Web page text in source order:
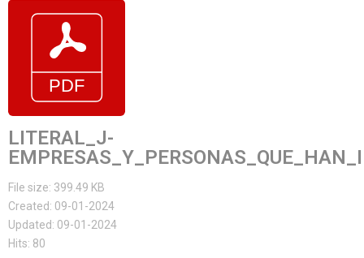
LITERAL_J-
File size: 399.49 KB
Created: 09-01-2024
Updated: 09-01-2024
Hits: 80